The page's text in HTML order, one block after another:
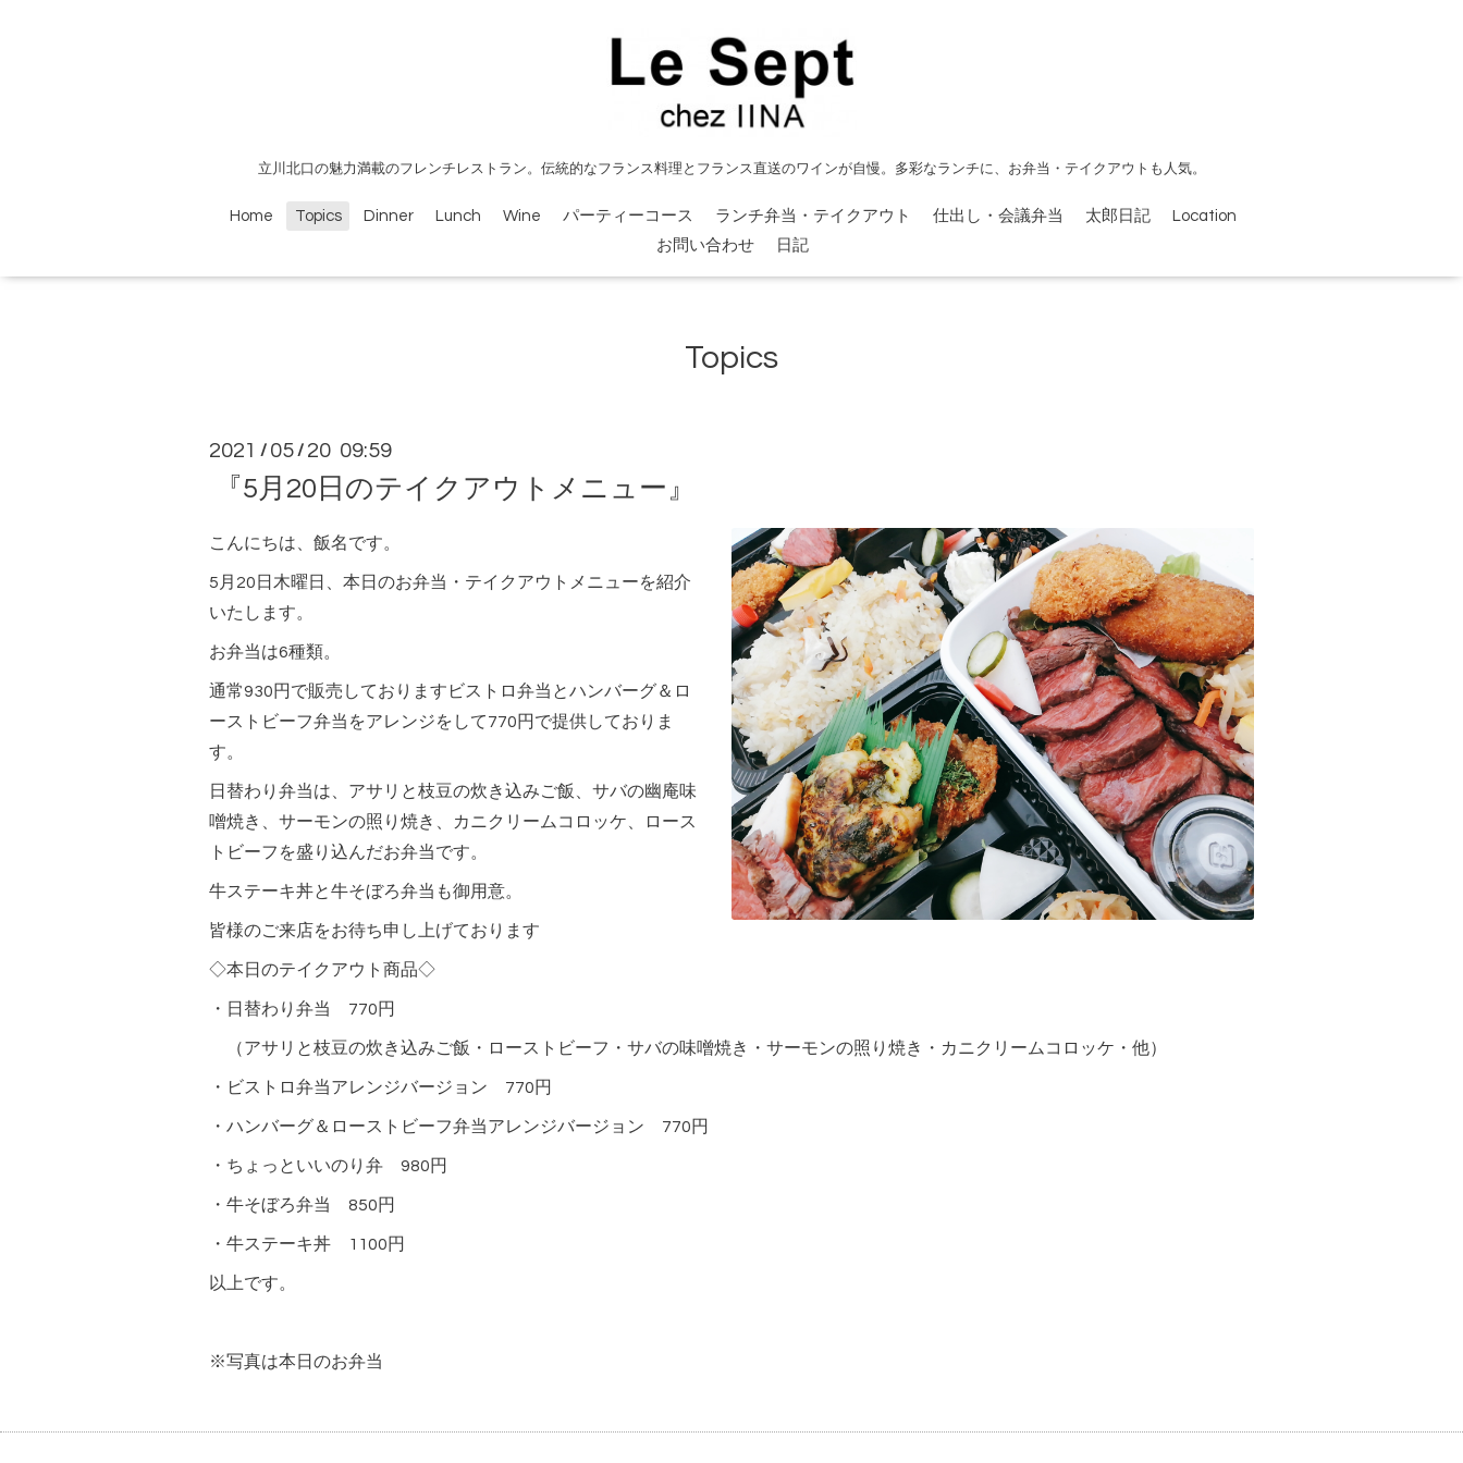
立川北口の魅力満載のフレンチレストラン。伝統的なフランス料理とフランス直送のワインが自慢。多彩なランチに、お弁当・テイクアウトも人気。
Home Topics Dinner Lunch Wine パーティーコース ランチ弁当・テイクアウト 仕出し・会議弁当 太郎日記
Location
お問い合わせ
日記
Topics
2021 / 05 / 20 09:59
『5月20日のテイクアウトメニュー』
こんにちは、飯名です。
5月20日木曜日、本日のお弁当・テイクアウトメニューを紹介
いたします。
お弁当は6種類。
通常930円で販売しておりますビストロ弁当とハンバーグ＆ロ
ーストビーフ弁当をアレンジをして770円で提供しておりま
す。
日替わり弁当は、アサリと枝豆の炊き込みご飯、サバの幽庵味
噌焼き、サーモンの照り焼き、カニクリームコロッケ、ロース
トビーフを盛り込んだお弁当です。
牛ステーキ丼と牛そぼろ弁当も御用意。
皆様のご来店をお待ち申し上げております
◇本日のテイクアウト商品◇
・日替わり弁当 770円
（アサリと枝豆の炊き込みご飯・ローストビーフ・サバの味噌焼き・サーモンの照り焼き・カニクリームコロッケ・他）
・ビストロ弁当アレンジバージョン 770円
・ハンバーグ＆ローストビーフ弁当アレンジバージョン 770円
・ちょっといいのり弁 980円
・牛そぼろ弁当 850円
・牛ステーキ丼 1100円
以上です。
※写真は本日のお弁当